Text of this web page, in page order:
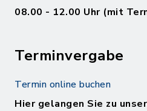
08.00 - 12.00 Uhr (mit
Terminvergabe
Termin online buchen
Hier gelangen Sie zu